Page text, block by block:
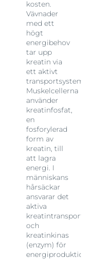
kosten.
Vävnader
med ett
högt
energibehov
tar upp
kreatin via
ett aktivt
transportsystem.
Muskelcellerna
använder
kreatinfosfat,
en
fosforylerad
form av
kreatin, till
att lagra
energi. I
människans
hårsäckar
ansvarar det
aktiva
och
kreatinkinas
(enzym) för